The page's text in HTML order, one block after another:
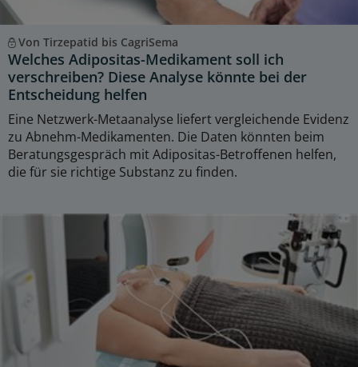
Von Tirzepatid bis CagriSema
Welches Adipositas-Medikament soll ich
verschreiben? Diese Analyse könnte bei der
Entscheidung helfen
Eine Netzwerk-Metaanalyse liefert vergleichende Evidenz
zu Abnehm-Medikamenten. Die Daten könnten beim
Beratungsgespräch mit Adipositas-Betroffenen helfen,
die für sie richtige Substanz zu finden.